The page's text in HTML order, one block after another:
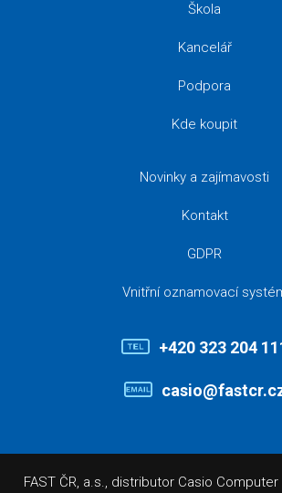
Škola
Kancelář
Podpora
Kde koupit
Novinky a zajímavosti
Kontakt
GDPR
Vnitřní oznamovací
+420 323 204
FAST ČR, a.s., distributor Casio